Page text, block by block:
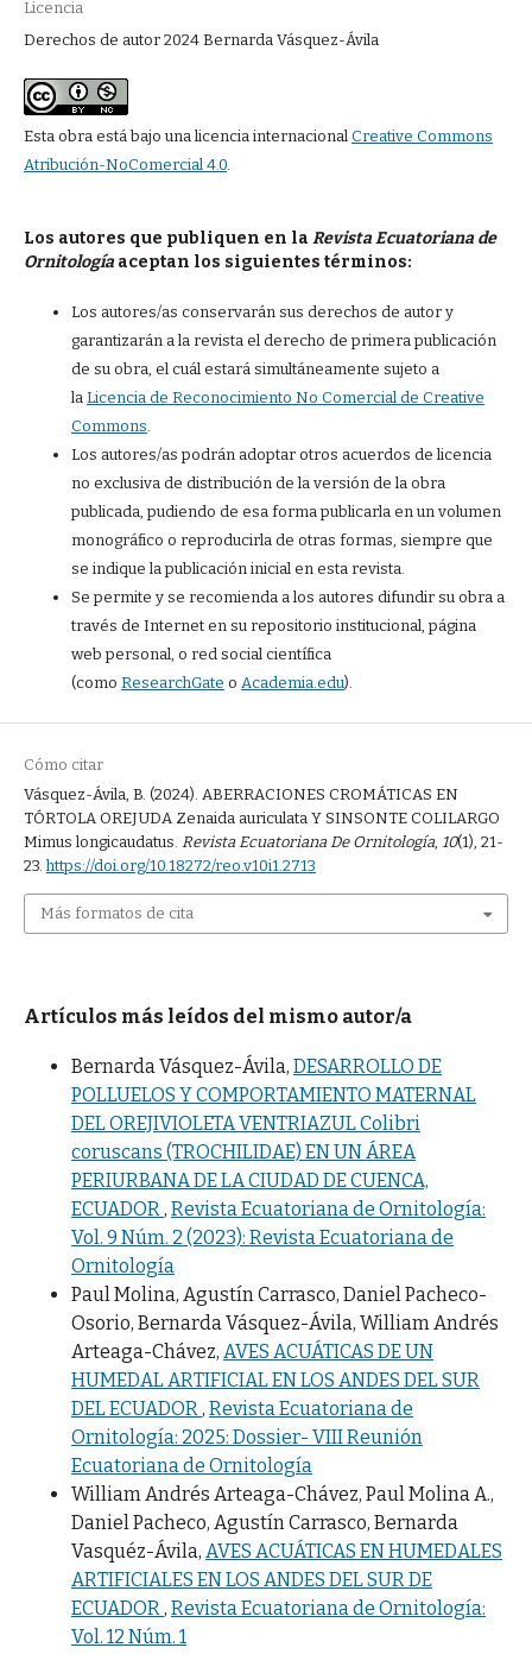
Licencia
Derechos de autor 2024 Bernarda Vásquez-Ávila
Esta obra está bajo una licencia internacional Creative Commons
Atribución-NoComercial 4.0.
Los autores que publiquen en la Revista Ecuatoriana de
Ornitologíaaceptan los siguientes términos:
Los autores/as conservarán sus derechos de autor y
garantizarán a la revista el derecho de primera publicación
de su obra, el cuál estará simultáneamente sujeto a
la Licencia de Reconocimiento No Comercial de Creative
Commons.
Los autores/as podrán adoptar otros acuerdos de licencia
no exclusiva de distribución de la versión de la obra
publicada, pudiendo de esa forma publicarla en un volumen
monográfico o reproducirla de otras formas, siempre que
se indique la publicación inicial en esta revista.
Se permite y se recomienda a los autores difundir su obra a
través de Internet en su repositorio institucional, página
web personal, o red social científica
(como ResearchGate o Academia.edu).
Cómo citar
Vásquez-Ávila, B. (2024). ABERRACIONES CROMÁTICAS EN
TÓRTOLA OREJUDA Zenaida auriculata Y SINSONTE COLILARGO
Mimus longicaudatus. Revista Ecuatoriana De Ornitología, 10(1), 21-
23.https://doi.org/10.18272/reo.v10i1.2713
Más formatos de cita
Artículos más leídos del mismo autor/a
Bernarda Vásquez-Ávila, DESARROLLO DE
POLLUELOS Y COMPORTAMIENTO MATERNAL
DEL OREJIVIOLETA VENTRIAZUL Colibri
coruscans (TROCHILIDAE) EN UN ÁREA
PERIURBANA DE LA CIUDAD DE CUENCA,
ECUADOR, Revista Ecuatoriana de Ornitología:
Vol. 9 Núm. 2 (2023): Revista Ecuatoriana de
Ornitología
Paul Molina, Agustín Carrasco, Daniel Pacheco-
Osorio, Bernarda Vásquez-Ávila, William Andrés
Arteaga-Chávez, AVES ACUÁTICAS DE UN
HUMEDAL ARTIFICIAL EN LOS ANDES DEL SUR
DEL ECUADOR, Revista Ecuatoriana de
Ornitología: 2025: Dossier- VIII Reunión
Ecuatoriana de Ornitología
William Andrés Arteaga-Chávez, Paul Molina A.,
Daniel Pacheco, Agustín Carrasco, Bernarda
Vasquéz-Ávila, AVES ACUÁTICAS EN HUMEDALES
ARTIFICIALES EN LOS ANDES DEL SUR DE
ECUADOR, Revista Ecuatoriana de Ornitología:
Vol. 12 Núm. 1